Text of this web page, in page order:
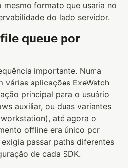
mesmo formato que usaria no
do lado servidor.
queue por
importante. Numa
várias aplicações ExeWatch
principal para o usuário
auxiliar, ou duas variantes
até agora o
offline era único por
passar paths diferentes
de cada SDK.